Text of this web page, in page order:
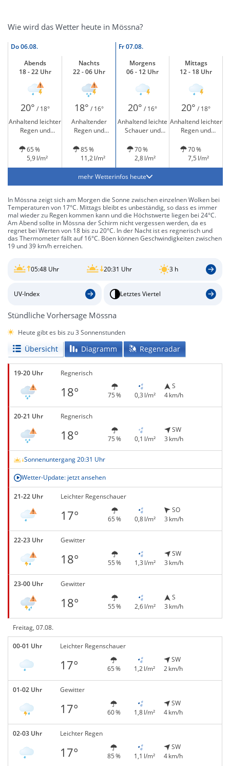
Wie wird das Wetter heute in Mössna?
Do06.08. Fr07.08.
Abends
18 - 22 Uhr
Nachts
22 - 06 Uhr
Morgens
06 - 12 Uhr
Mittags
12 - 18 Uhr
20° / 18° 18° / 16° 20° / 16° 20° / 18°
Anhaltend leichter
Regen und
Anhaltender
Regen und
Anhaltend leichte
Schauer und
Anhaltend leichter
Regen und
65 %
5,9 l/m²
85 %
11,2 l/m²
70 %
2,8 l/m²
70 %
7,5 l/m²
mehr Wetterinfos heute
In Mössna zeigt sich am Morgen die Sonne zwischen einzelnen Wolken bei
Temperaturen von 17°C. Mittags bleibt es unbeständig, so dass es immer
mal wieder zu Regen kommen kann und die Höchstwerte liegen bei 24°C.
Am Abend sollte in Mössna der Schirm nicht vergessen werden, da es
regnet bei Werten von 18 bis zu 20°C. In der Nacht ist es regnerisch und
das Thermometer fällt auf 16°C. Böen können Geschwindigkeiten zwischen
19 und 39 km/h erreichen.
05:48 Uhr 20:31 Uhr 3 h
UV-Index Letztes Viertel
Stündliche Vorhersage Mössna
Heute gibt es bis zu 3 Sonnenstunden
Übersicht Diagramm Regenradar
19-20 Uhr Regnerisch
18° 75 % 0,3 l/m²
S
4 km/h
20-21 Uhr Regnerisch
18° 75 % 0,1 l/m²
SW
3 km/h
Sonnenuntergang 20:31 Uhr
Wetter-Update: jetzt ansehen
21-22 Uhr Leichter Regenschauer
17° 65 % 0,8 l/m²
SO
3 km/h
22-23 Uhr Gewitter
18° 55 % 1,3 l/m²
SW
3 km/h
23-00 Uhr Gewitter
18° 55 % 2,6 l/m²
S
3 km/h
Freitag, 07.08.
00-01 Uhr Leichter Regenschauer
17° 65 % 1,2 l/m²
SW
2 km/h
01-02 Uhr Gewitter
17° 60 % 1,8 l/m²
SW
4 km/h
02-03 Uhr Leichter Regen
17° 85 % 1,1 l/m²
SW
4 km/h